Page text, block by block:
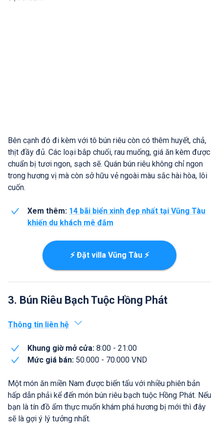
Bên cạnh đó đi kèm với tô bún riêu còn có thêm huyết, chả,
thịt đầy đủ. Các loại bắp chuối, rau muống, giá ăn kèm được
chuẩn bị tươi ngon, sạch sẽ. Quán bún riêu không chỉ ngon
trong hương vị mà còn sở hữu vẻ ngoài màu sắc hài hòa, lôi
cuốn.
Xem thêm: 14 bãi biển xinh đẹp nhất tại Vũng Tàu
khiến du khách mê đắm
⚡ Đặt villa Vũng Tàu ⚡
3. Bún Riêu Bạch Tuộc Hồng Phát
Thông tin liên hệ
Khung giờ mở cửa: 8:00 - 21:00
Mức giá bán: 50.000 - 70.000 VND
Một món ăn miền Nam được biến tấu với nhiều phiên bản
hấp dẫn phải kể đến món bún riêu bạch tuộc Hồng Phát. Nếu
bạn là tín đồ ẩm thực muốn khám phá hương bị mới thì đây
sẽ là gợi ý lý tưởng nhất.